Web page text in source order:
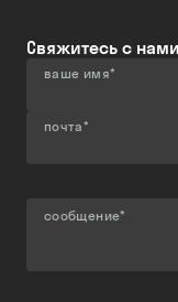
Свяжитесь с нами
ваше имя*
почта*
сообщение*